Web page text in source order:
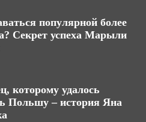
популярной более
Секрет успеха Марыли
которому удалось
Польшу – история Яна